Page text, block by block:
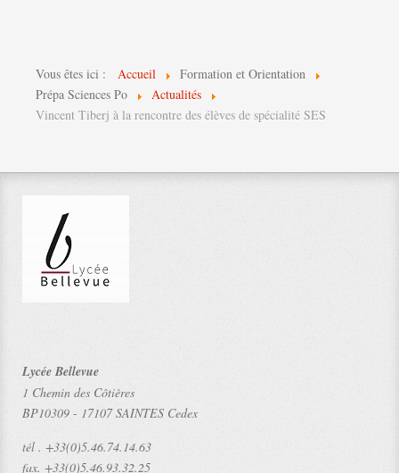
Vous êtes ici : Accueil
Formation et Orientation
Prépa Sciences Po
Actualités
Vincent Tiberj à la rencontre des élèves de spécialité SES
Lycée Bellevue
1 Chemin des Côtières
BP10309 - 17107 SAINTES Cedex
tél . +33(0)5.46.74.14.63
fax. +33(0)5.46.93.32.25